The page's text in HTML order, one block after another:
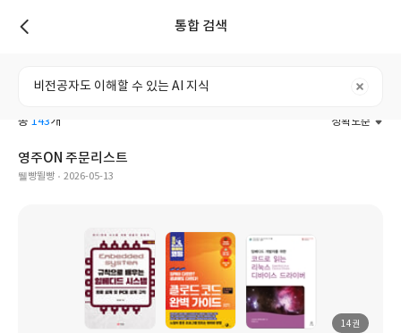
통합 검색
전체 도서 리뷰 리스트
총 143개 정확도순
영주ON 주문리스트
뛜빵뛸빵 2026-05-13
14권